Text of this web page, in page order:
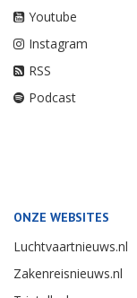
Youtube
Instagram
RSS
Podcast
ONZE WEBSITES
Luchtvaartnieuws.nl
Zakenreisnieuws.nl